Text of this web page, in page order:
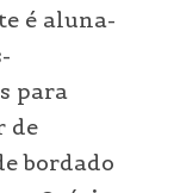
é aluna-
para
de
bordado